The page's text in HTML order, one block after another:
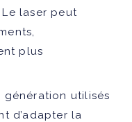
laser peut
plus
génération utilisés
d’adapter la